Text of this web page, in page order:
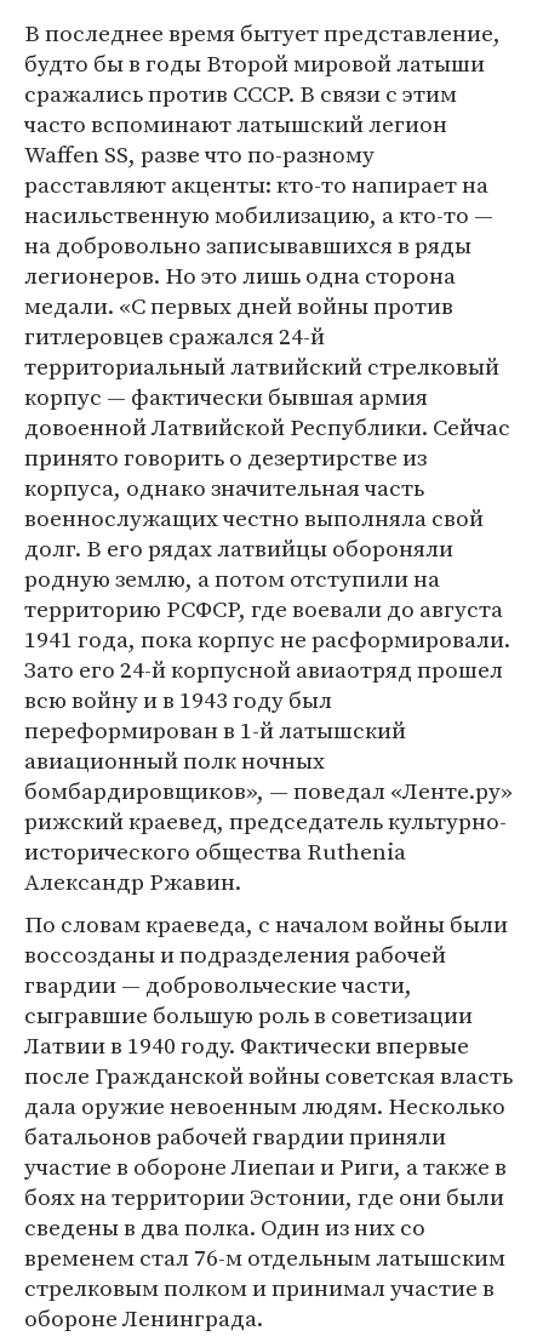
В последнее время бытует представление,
будто бы в годы Второй мировой латыши
сражались против СССР. В связи с этим
часто вспоминают латышский легион
Waffen SS, разве что по-разному
расставляют акценты: кто-то напирает на
насильственную мобилизацию, а кто-то —
на добровольно записывавшихся в ряды
легионеров. Но это лишь одна сторона
медали. «С первых дней войны против
гитлеровцев сражался 24-й
территориальный латвийский стрелковый
корпус — фактически бывшая армия
довоенной Латвийской Республики. Сейчас
принято говорить о дезертирстве из
корпуса, однако значительная часть
военнослужащих честно выполняла свой
долг. В его рядах латвийцы обороняли
родную землю, а потом отступили на
территорию РСФСР, где воевали до августа
1941 года, пока корпус не расформировали.
Зато его 24-й корпусной авиаотряд прошел
всю войну и в 1943 году был
переформирован в 1-й латышский
авиационный полк ночных
бомбардировщиков», — поведал «Ленте.ру»
рижский краевед, председатель культурно-
исторического общества Ruthenia
Александр Ржавин.
По словам краеведа, с началом войны были
воссозданы и подразделения рабочей
гвардии — добровольческие части,
сыгравшие большую роль в советизации
Латвии в 1940 году. Фактически впервые
после Гражданской войны советская власть
дала оружие невоенным людям. Несколько
батальонов рабочей гвардии приняли
участие в обороне Лиепаи и Риги, а также в
боях на территории Эстонии, где они были
сведены в два полка. Один из них со
временем стал 76-м отдельным латышским
стрелковым полком и принимал участие в
обороне Ленинграда.